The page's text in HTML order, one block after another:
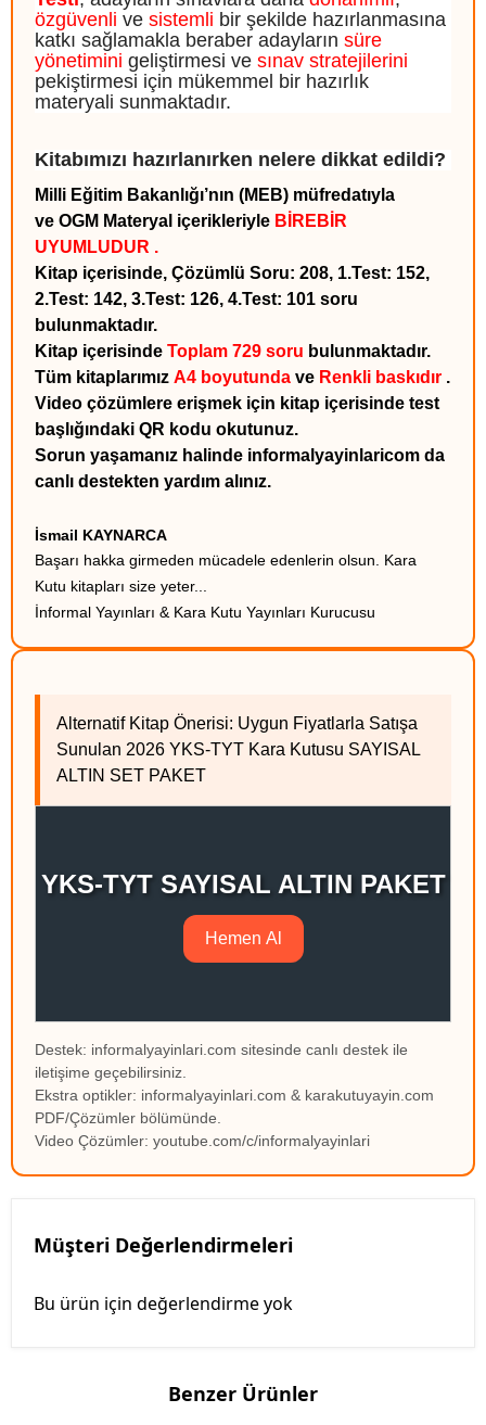
özgüvenli ve sistemli bir şekilde hazırlanmasına
katkı sağlamakla beraber adayların süre
yönetimini geliştirmesi ve sınav stratejilerini
pekiştirmesi için mükemmel bir hazırlık
materyali sunmaktadır.
Kitabımızı hazırlanırken nelere dikkat edildi?
Milli Eğitim Bakanlığı’nın (MEB) müfredatıyla
ve OGM Materyal içerikleriyle BİREBİR
UYUMLUDUR .
Kitap içerisinde, Çözümlü Soru: 208, 1.Test: 152,
2.Test: 142, 3.Test: 126, 4.Test: 101 soru
bulunmaktadır.
Kitap içerisinde Toplam 729 soru bulunmaktadır.
Tüm kitaplarımız A4 boyutunda ve Renkli baskıdır .
Video çözümlere erişmek için kitap içerisinde test
başlığındaki QR kodu okutunuz.
Sorun yaşamanız halinde informalyayinlaricom da
canlı destekten yardım alınız.
İsmail KAYNARCA
Başarı hakka girmeden mücadele edenlerin olsun. Kara
Kutu kitapları size yeter...
İnformal Yayınları & Kara Kutu Yayınları Kurucusu
Alternatif Kitap Önerisi: Uygun Fiyatlarla Satışa
Sunulan 2026 YKS-TYT Kara Kutusu SAYISAL
ALTIN SET PAKET
YKS-TYT SAYISAL ALTIN PAKET
Hemen Al
Destek: informalyayinlari.com sitesinde canlı destek ile
iletişime geçebilirsiniz.
Ekstra optikler: informalyayinlari.com & karakutuyayin.com
PDF/Çözümler bölümünde.
Video Çözümler: youtube.com/c/informalyayinlari
Müşteri Değerlendirmeleri
Bu ürün için değerlendirme yok
Benzer Ürünler